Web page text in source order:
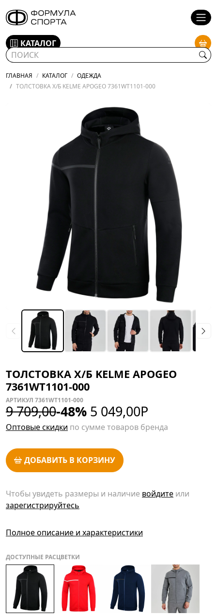
КАТАЛОГ
ГЛАВНАЯ КАТАЛОГ
ОДЕЖДА
ТОЛСТОВКА Х/Б KELME APOGEO 7361WT1101-000
ТОЛСТОВКА Х/Б KELME APOGEO
7361WT1101-000
АРТИКУЛ 7361WT1101-000
9 709,00-48% 5 049,00Р
Оптовые скидки по сумме товаров бренда
ДОБАВИТЬ В КОРЗИНУ
Чтобы увидеть размеры и наличие войдите или
зарегистрируйтесь
Полное описание и характеристики
ДОСТУПНЫЕ РАСЦВЕТКИ